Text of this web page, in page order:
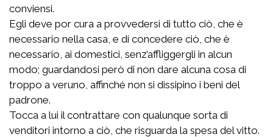
conviensi.
Egli deve por cura a provvedersi di tutto ciò, che è
necessario nella casa, e di concedere ciò, che è
necessario, ai domestici, senz’affliggergli in alcun
modo; guardandosi però di non dare alcuna cosa di
troppo a veruno, affinché non si dissipino i beni del
padrone.
Tocca a lui il contrattare con qualunque sorta di
venditori intorno a ciò, che risguarda la spesa del vitto.